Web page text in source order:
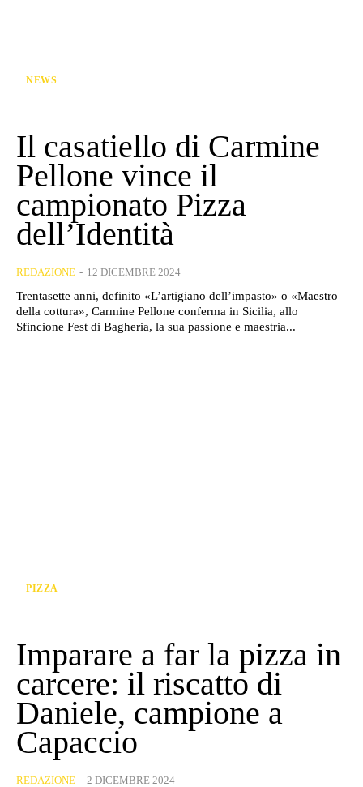
NEWS
Il casatiello di Carmine
Pellone vince il
campionato Pizza
dell’Identità
REDAZIONE - 12 DICEMBRE 2024
Trentasette anni, definito «L’artigiano dell’impasto» o «Maestro
della cottura», Carmine Pellone conferma in Sicilia, allo
Sfincione Fest di Bagheria, la sua passione e maestria...
PIZZA
Imparare a far la pizza in
carcere: il riscatto di
Daniele, campione a
Capaccio
REDAZIONE - 2 DICEMBRE 2024